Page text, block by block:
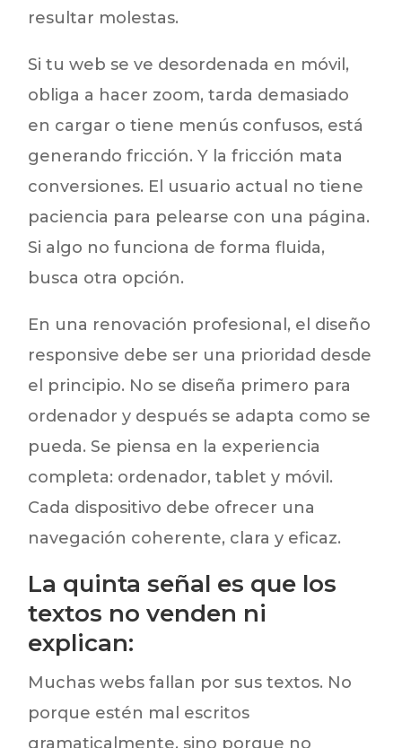
resultar molestas.
Si tu web se ve desordenada en móvil,
obliga a hacer zoom, tarda demasiado
en cargar o tiene menús confusos, está
generando fricción. Y la fricción mata
conversiones. El usuario actual no tiene
paciencia para pelearse con una página.
Si algo no funciona de forma fluida,
busca otra opción.
En una renovación profesional, el diseño
responsive debe ser una prioridad desde
el principio. No se diseña primero para
ordenador y después se adapta como se
pueda. Se piensa en la experiencia
completa: ordenador, tablet y móvil.
Cada dispositivo debe ofrecer una
navegación coherente, clara y eficaz.
La quinta señal es que los
textos no venden ni
explican:
Muchas webs fallan por sus textos. No
porque estén mal escritos
gramaticalmente, sino porque no